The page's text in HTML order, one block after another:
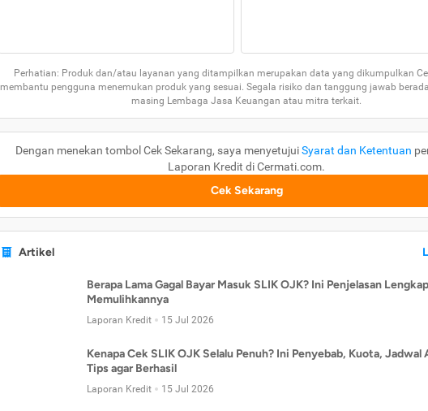
Perhatian: Produk dan/atau layanan yang ditampilkan merupakan data yang dikumpulkan
membantu pengguna menemukan produk yang sesuai. Segala risiko dan tanggung jawab
masing Lembaga Jasa Keuangan atau mitra terkait.
Dengan menekan tombol Cek Sekarang, saya menyetujuiSyarat dan Ketentuan
Laporan Kredit di Cermati.com.
Cek Sekarang
Artikel
Berapa Lama Gagal Bayar Masuk SLIK OJK? Ini Penjelasan
Memulihkannya
Laporan Kredit 15 Jul 2026
Kenapa Cek SLIK OJK Selalu Penuh? Ini Penyebab, Kuota, Jadwal
Tips agar Berhasil
Laporan Kredit 15 Jul 2026